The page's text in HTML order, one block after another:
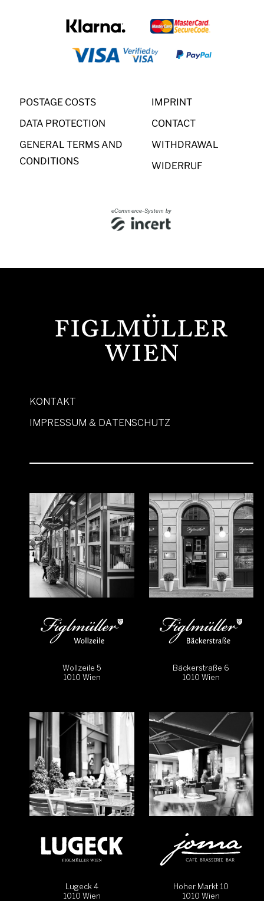
POSTAGE COSTS
DATA PROTECTION
GENERAL TERMS AND
CONDITIONS
IMPRINT
CONTACT
WITHDRAWAL
WIDERRUF
eCommerce-System by
KONTAKT
IMPRESSUM & DATENSCHUTZ
Wollzeile 5
1010 Wien
Bäckerstraße 6
1010 Wien
Lugeck 4
1010 Wien
Hoher Markt 10
1010 Wien